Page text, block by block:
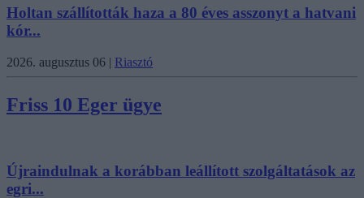
Holtan szállították haza a 80 éves asszonyt a hatvani
kór...
2026. augusztus 06 | Riasztó
Friss 10 Eger ügye
Újraindulnak a korábban leállított szolgáltatások az
egri...